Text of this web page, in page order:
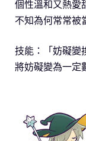
個性溫和又熱愛
不知為何常常被
技能：「妨礙變
將妨礙變為一定